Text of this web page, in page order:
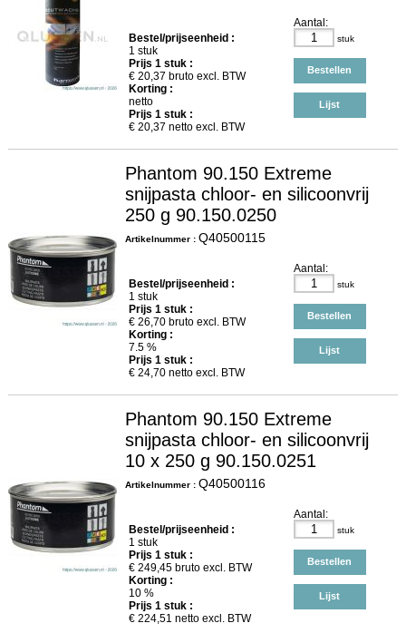
Bestel/prijseenheid :
1 stuk
Prijs 1stuk :
€ 20,37 bruto excl. BTW
Korting :
netto
Prijs 1stuk :
€ 20,37 netto excl. BTW
Aantal:
stuk
Bestellen
Lijst
Phantom 90.150 Extreme
snijpasta chloor- en silicoonvrij
250 g 90.150.0250
Artikelnummer : Q40500115
Bestel/prijseenheid :
1 stuk
Prijs 1stuk :
€ 26,70bruto excl. BTW
Korting :
7.5 %
Prijs 1stuk :
€ 24,70netto excl. BTW
Aantal:
stuk
Bestellen
Lijst
Phantom 90.150 Extreme
snijpasta chloor- en silicoonvrij
10 x 250 g 90.150.0251
Artikelnummer : Q40500116
Bestel/prijseenheid :
1 stuk
Prijs 1stuk :
€ 249,45bruto excl. BTW
Korting :
10 %
Prijs 1stuk :
€ 224,51 netto excl. BTW
Aantal:
stuk
Bestellen
Lijst